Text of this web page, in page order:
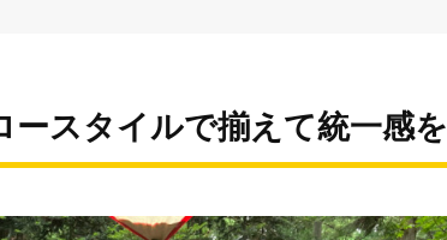
ースタイルで揃えて統一感を